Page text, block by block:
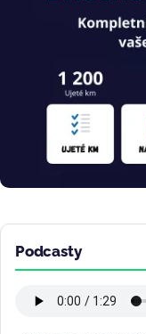
Podcasty